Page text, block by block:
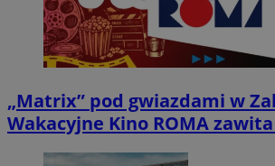
„Matrix” pod gwiazdami w
Wakacyjne Kino ROMA